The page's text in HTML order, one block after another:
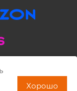
защищены.
с письменного
Хорошо